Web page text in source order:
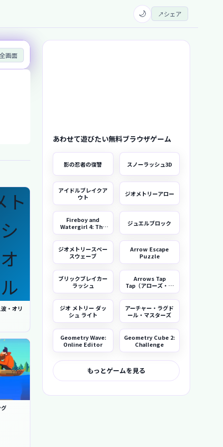
🌙 ↗シェア
全画面
・オリ
あわせて遊びたい無料ブラウザゲーム
影の忍者の復讐 スノーラッシュ3D
アイドルブレイクア
ウト
ジオメトリーアロー
Fireboy and
Watergirl 4: The
Crystal Temple
ジュエルブロック
ジオメトリースペー
スウェーブ
Arrow Escape
Puzzle
ブリックブレイカー
ラッシュ
Arrows Tap
Tap（アローズ・タ
ップタップ）
ジオ メトリー ダッ
シュ ライト
アーチャー・ラグド
ール・マスターズ
Geometry Wave:
Online Editor
Geometry Cube 2:
Challenge
もっとゲームを見る